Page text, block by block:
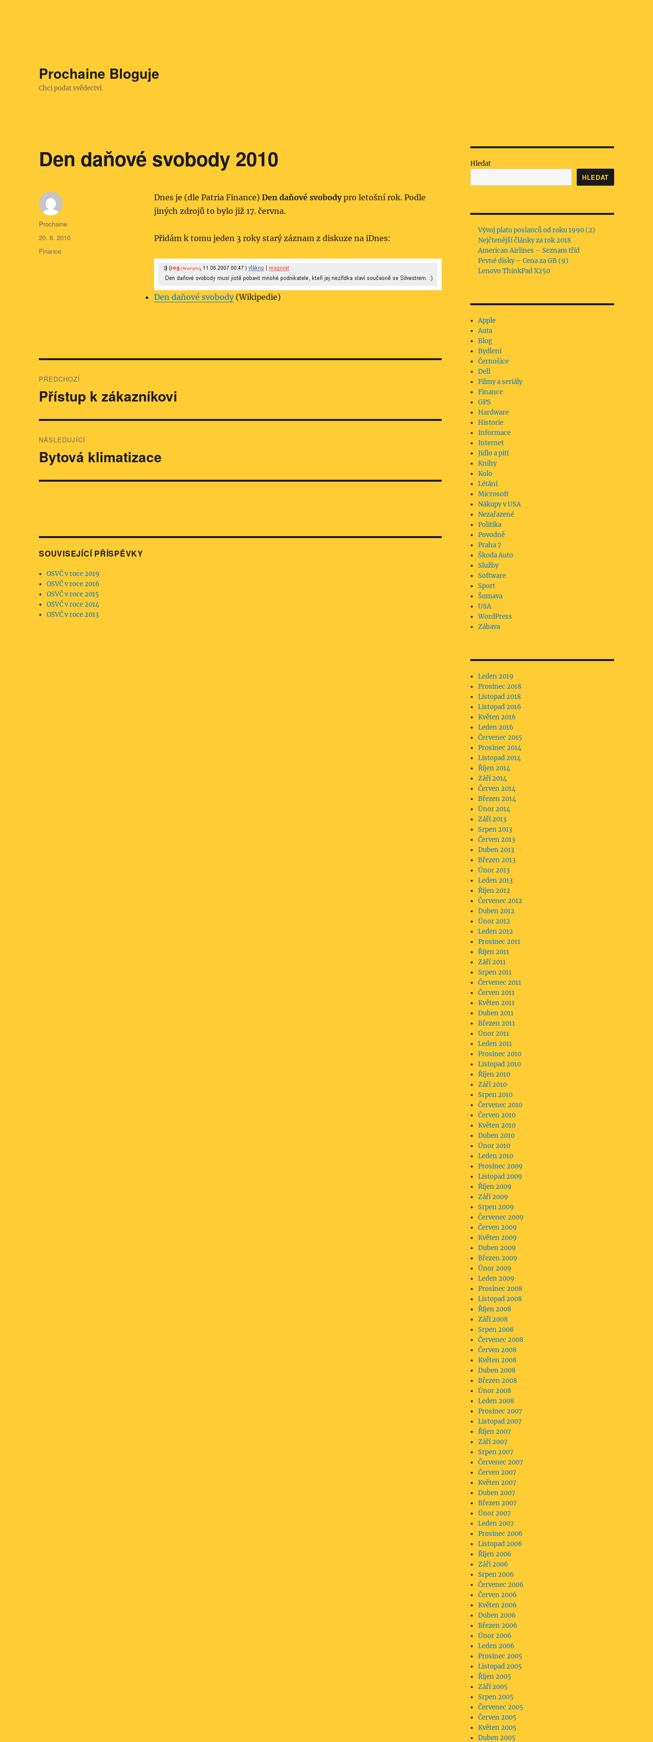
Prochaine Bloguje
Chci podat svědectví.
Den daňové svobody 2010
Dnes je (dle Patria Finance) Den daňové svobodypro letošní rok. Podle
jiných zdrojů to bylo již 17. června.
Přidám k tomu jeden 3 roky starý záznam z diskuze na iDnes:
Den daňové svobody(Wikipedie)
Autor:
Prochaine
Publikováno:
20. 6. 2010
Rubriky:
Finance
pro
PŘEDCHOZÍ
Předchozí
Přístup k zákazníkovi
NÁSLEDUJÍCÍ
Následující
příspěvek:
Bytová klimatizace
SOUVISEJÍCÍ PŘÍSPĚVKY
OSVČ v roce 2019
OSVČ v roce 2016
OSVČ v roce 2015
OSVČ v roce 2014
OSVČ v roce 2013
Hledat
HLEDAT
Vývoj platu poslanců od roku 1990 (2)
Nejčtenější články za rok 2018
American Airlines – Seznam tříd
Pevné disky – Cena za GB (9)
Lenovo ThinkPad X250
Apple
Auta
Blog
Bydlení
Černošice
Dell
Filmy a seriály
Finance
GPS
Hardware
Historie
Informace
Internet
Jídlo a pití
Knihy
Kolo
Létání
Microsoft
Nákupy v USA
Nezařazené
Politika
Povodně
Praha 7
Škoda Auto
Služby
Software
Sport
Šumava
USA
WordPress
Zábava
Leden 2019
Prosinec 2018
Listopad 2018
Listopad 2016
Květen 2016
Leden 2016
Červenec 2015
Prosinec 2014
Listopad 2014
Říjen 2014
Září 2014
Červen 2014
Březen 2014
Únor 2014
Září 2013
Srpen 2013
Červen 2013
Duben 2013
Březen 2013
Únor 2013
Leden 2013
Říjen 2012
Červenec 2012
Duben 2012
Únor 2012
Leden 2012
Prosinec 2011
Říjen 2011
Září 2011
Srpen 2011
Červenec 2011
Červen 2011
Květen 2011
Duben 2011
Březen 2011
Únor 2011
Leden 2011
Prosinec 2010
Listopad 2010
Říjen 2010
Září 2010
Srpen 2010
Červenec 2010
Červen 2010
Květen 2010
Duben 2010
Únor 2010
Leden 2010
Prosinec 2009
Listopad 2009
Říjen 2009
Září 2009
Srpen 2009
Červenec 2009
Červen 2009
Květen 2009
Duben 2009
Březen 2009
Únor 2009
Leden 2009
Prosinec 2008
Listopad 2008
Říjen 2008
Září 2008
Srpen 2008
Červenec 2008
Červen 2008
Květen 2008
Duben 2008
Březen 2008
Únor 2008
Leden 2008
Prosinec 2007
Listopad 2007
Říjen 2007
Září 2007
Srpen 2007
Červenec 2007
Červen 2007
Květen 2007
Duben 2007
Březen 2007
Únor 2007
Leden 2007
Prosinec 2006
Listopad 2006
Říjen 2006
Září 2006
Srpen 2006
Červenec 2006
Červen 2006
Květen 2006
Duben 2006
Březen 2006
Únor 2006
Leden 2006
Prosinec 2005
Listopad 2005
Říjen 2005
Září 2005
Srpen 2005
Červenec 2005
Červen 2005
Květen 2005
Duben 2005